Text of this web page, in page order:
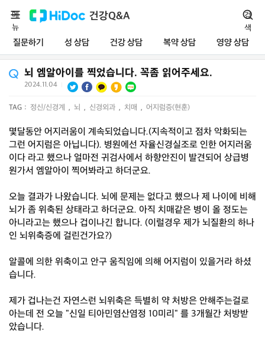
건강Q&A
질문하기 성 상담 건강 상담 복약 상담 영양 상담
메
뉴
검
색
뇌 엠알아이를 찍었습니다. 꼭좀 읽어주세요.
2024.11.04
TAG : 정신/신경계 , 뇌 , 신경외과 , 치매 , 어지럼증(현훈)
몇달동안 어지러움이 계속되었습니다.(지속적이고 점차 악화되는
그런 어지럼은 아닙니다). 병원에선 자율신경실조로 인한 어지러움
이다 라고 했으나 얼마전 귀검사에서 하향안진이 발견되어 상급병
원가서 엠알아이 찍어봐라고 하더군요.
오늘 결과가 나왔습니다. 뇌에 문제는 없다고 했으나 제 나이에 비해
뇌가 좀 위축된 상태라고 하더군요. 아직 치매같은 병이 올 정도는
아니라고는 했으나 겁이나긴 합니다. (이럴경우 제가 뇌질환의 하나
인 뇌위축증에 걸린건가요?)
알콜에 의한 위축이고 안구 움직임에 의해 어지럼이 있을거라 하셨
습니다.
제가 겁나는건 자연스런 뇌위축은 득별히 약 처방은 안해주는걸로
아는데 전 오늘 "신일 티아민염산염정 10미리" 를 3개월간 처방받
았습니다.